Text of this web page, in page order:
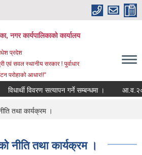
नगर कार्यपालिकाको कार्यालय
प्रदेश
एवं सवल स्थानीय सरकार ! पुर्वाधार
परोहाको आधार!!"
विधार्थी विवरण सत्यापन गर्ने सम्बन्धमा ।
तथा कार्यक्रम ।
तथा कार्यक्रम ।